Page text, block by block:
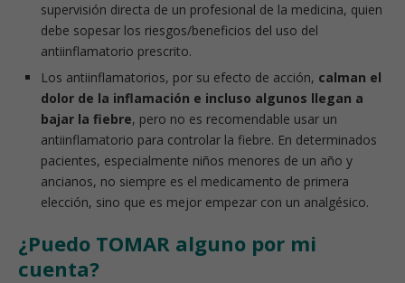
supervisión directa de un profesional de la medicina, quien
debe sopesar los riesgos/beneficios del uso del
antiinflamatorio prescrito.
Los antiinflamatorios, por su efecto de acción, calman el
dolor de la inflamación e incluso algunos llegan a
bajar la fiebre, pero no es recomendable usar un
antiinflamatorio para controlar la fiebre. En determinados
pacientes, especialmente niños menores de un año y
ancianos, no siempre es el medicamento de primera
elección, sino que es mejor empezar con un analgésico.
¿Puedo TOMAR alguno por mi
cuenta?